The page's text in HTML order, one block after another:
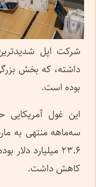
شرکت اپل
داشته، که بخش
بوده است.
این غول آمریکایی
کاهش داشت.